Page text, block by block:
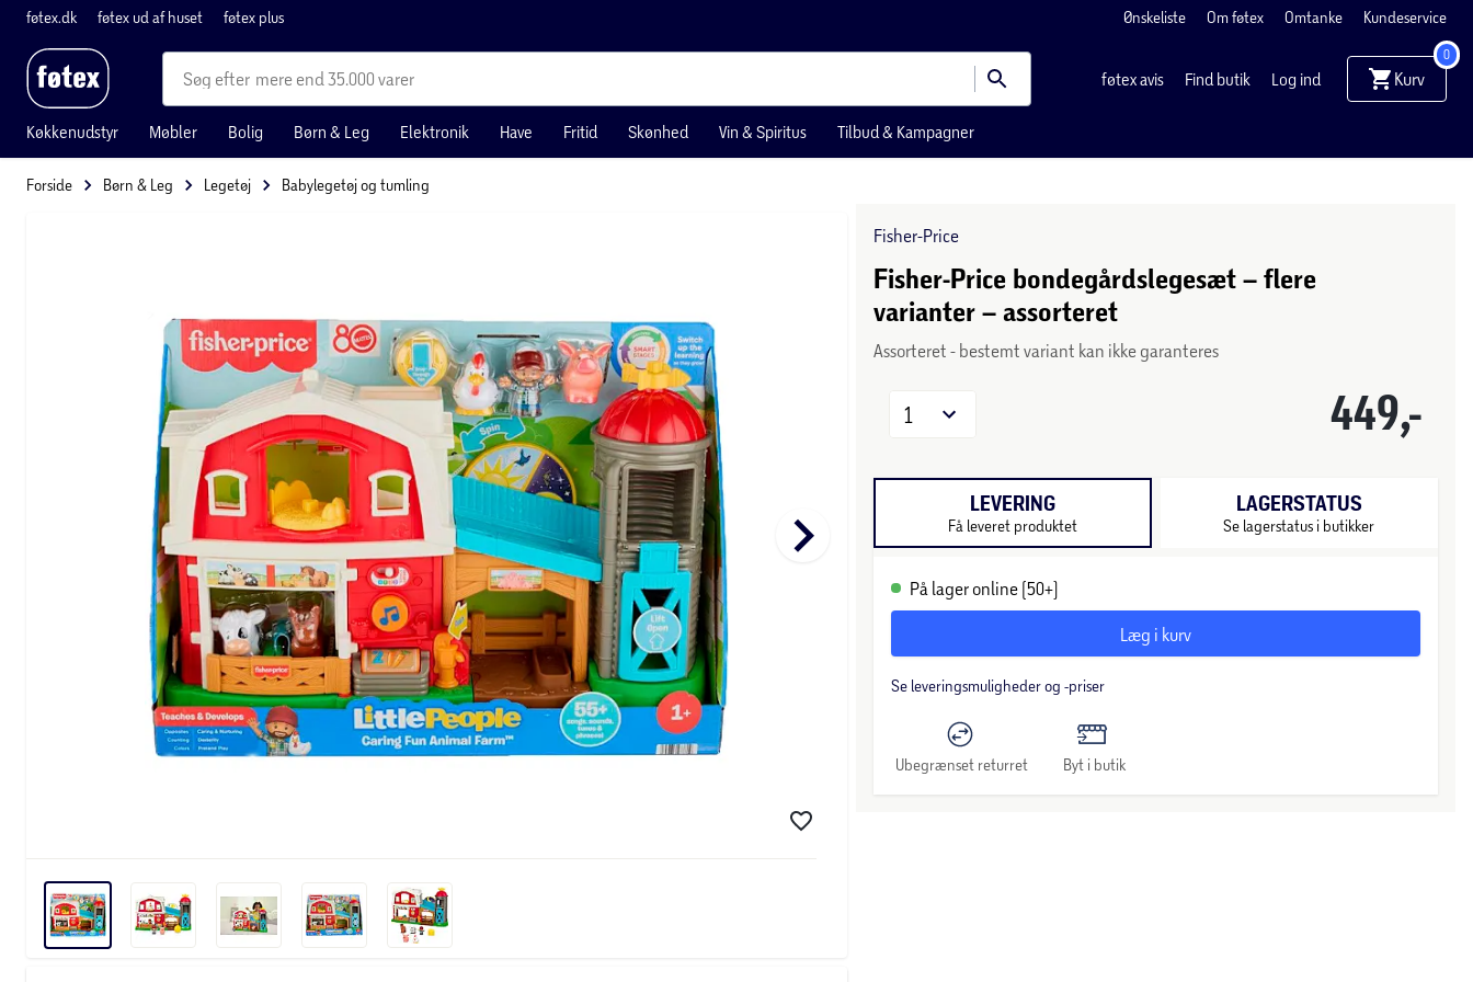
føtex.dk føtex ud af huset føtex plus Ønskeliste Om føtex Omtanke Kundeservice
mere end 35.000 varer føtex avis Find butik Log ind Kurv
0
Køkkenudstyr Møbler Bolig Børn & Leg Elektronik Have Fritid Skønhed Vin & Spiritus Tilbud & Kampagner
Forside Børn & Leg Legetøj Babylegetøj og tumling
keyboard_arrow_right
Fisher-Price
Fisher-Price bondegårdslegesæt – flere
varianter – assorteret
Assorteret - bestemt variant kan ikke garanteres
449,-
1
LEVERING
Få leveret produktet
LAGERSTATUS
Se lagerstatus i butikker
På lager online (50+)
Læg i kurv
Se leveringsmuligheder og -priser
Ubegrænset returret Byt i butik